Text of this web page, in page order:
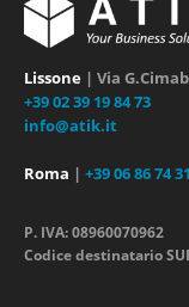
Lissone | Via
+39 02 39 19 84 73
info@atik.it
Roma | +39 06 86 74
P. IVA: 08960070962
Codice destinatario